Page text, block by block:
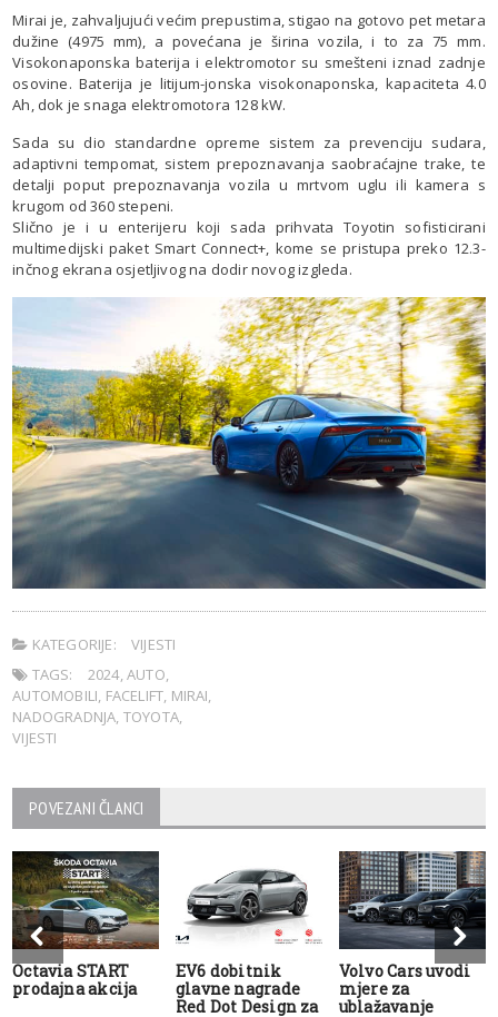
Mirai je, zahvaljujući većim prepustima, stigao na gotovo pet metara
dužine (4975 mm), a povećana je širina vozila, i to za 75 mm.
Visokonaponska baterija i elektromotor su smešteni iznad zadnje
osovine. Baterija je litijum-jonska visokonaponska, kapaciteta 4.0
Ah, dok je snaga elektromotora 128 kW.
Sada su dio standardne opreme sistem za prevenciju sudara,
adaptivni tempomat, sistem prepoznavanja saobraćajne trake, te
detalji poput prepoznavanja vozila u mrtvom uglu ili kamera s
krugom od 360 stepeni.
Slično je i u enterijeru koji sada prihvata Toyotin sofisticirani
multimedijski paket Smart Connect+, kome se pristupa preko 12.3-
inčnog ekrana osjetljivog na dodir novog izgleda.
KATEGORIJE:
VIJESTI
TAGS:
2024,AUTO,
AUTOMOBILI, FACELIFT, MIRAI,
NADOGRADNJA, TOYOTA,
VIJESTI
POVEZANI ČLANCI
Octavia START
prodajna akcija
EV6 dobitnik
glavne nagrade
Red Dot Design za
Volvo Cars uvodi
mjere za
ublažavanje